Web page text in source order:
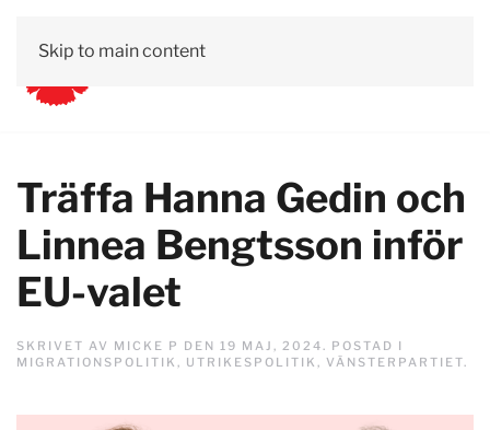
Skip to main content
Träffa Hanna Gedin och
Linnea Bengtsson inför
EU-valet
SKRIVET AV MICKE P DEN 19 MAJ, 2024. POSTAD I
MIGRATIONSPOLITIK , UTRIKESPOLITIK , VÄNSTERPARTIET.